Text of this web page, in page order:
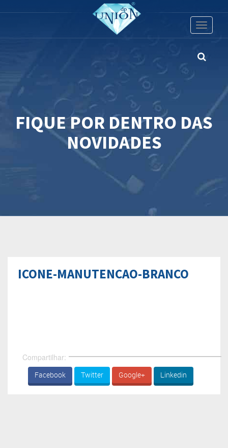
Toggle
FIQUE POR DENTRO DAS
NOVIDADES
ICONE-MANUTENCAO-BRANCO
Compartilhar:
Facebook Twitter Google+ Linkedin